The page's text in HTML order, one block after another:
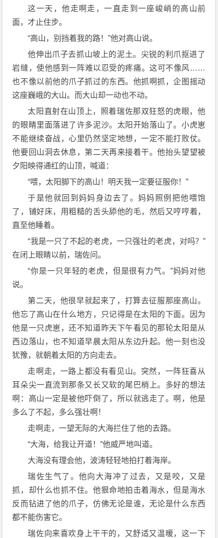
这一天，他走啊走，一直走到一座峻峭的高山前
面，才止住步。
“高山，别挡着我的路！”他对高山说。
他伸出爪子去抓山坡上的泥土。尖锐的利爪抠进了
岩缝，使他感到一阵难以忍受的疼痛。这可不像风……
也不像以前他的爪子抓过的东西。他抓啊抓，企图摇动
这座巍峨的大山。而大山却一动也不动。
太阳直射在山顶上，照着瑞佐那双狂怒的虎眼，他
的眼睛里面落进了许多泥沙。太阳开始落山了。小虎崽
不能继续奋战，心里仍然坚定地想，一定不能打败仗。
他要回山洞去休息，第二天再来接着干。他抬头望望被
夕阳映得通红的山顶，喊道：
“喂，太阳脚下的高山！明天我一定要征服你！”
于是他就回到妈妈身边去了。妈妈照例把他喂饱
了，铺好床，用粗糙的舌头舔他的毛，然后又哼哼着，
直至他睡着。
“我是一只了不起的老虎，一只强壮的老虎，对吗？”
在闭上眼睛以前，瑞佐问。
“你是一只年轻的老虎，但是很有力气。”妈妈对他
说。
第二天，他很早就起来了，打算去征服那座高山。
他忘了高山在什么地方，只记得是在太阳的下面。因为
他是一只虎崽，还不知道昨天下午看见的那轮太阳是从
西边落山，也不知道早晨太阳从东边升起。他一刻也没
犹豫，就朝着太阳的方向走去。
走啊走，一路上都没有看见山。突然，一阵狂喜从
耳朵尖一直流到那条又长又软的尾巴梢上。多好的想法
啊：高山一定是被他吓倒了，所以就逃走了。啊，他是
多么了不起，多么强壮啊！
走啊走，一望无际的大海拦住了他的去路。
“大海，给我让开道！”他威严地叫道。
大海没有理会他，波涛轻轻地拍打着海岸。
瑞佐生气了。他向大海冲了过去，又是咬，又是
抓，却什么也抓不住。他狠命地拍击着海水，但是海水
反而钻进了他的爪子，仿佛无论是谁，无论是什么东西
都不能伤害它。
瑞佐向来喜欢身上干干的，又舒适又温暖，这一下